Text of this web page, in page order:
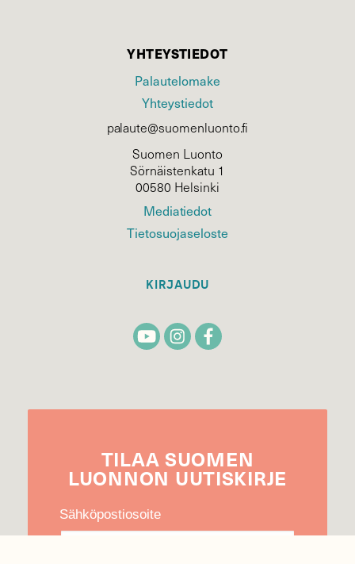
YHTEYSTIEDOT
Palautelomake
Yhteystiedot
palaute@suomenluonto.fi
Suomen Luonto
Sörnäistenkatu 1
00580 Helsinki
Mediatiedot
Tietosuojaseloste
KIRJAUDU
TILAA SUOMEN
LUONNON UUTIS­KIRJE
Sähköpostiosoite